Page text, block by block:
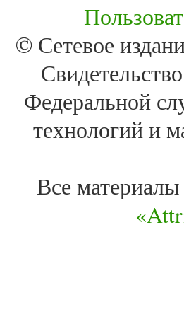
© Сетевое
Федеральной
технологий и
Все